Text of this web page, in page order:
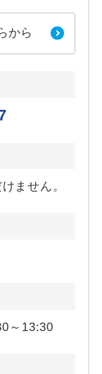
から
ません。
～13:30